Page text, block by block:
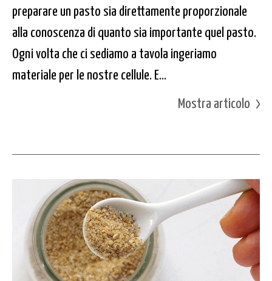
preparare un pasto sia direttamente proporzionale
alla conoscenza di quanto sia importante quel pasto.
Ogni volta che ci sediamo a tavola ingeriamo
materiale per le nostre cellule. E...
Mostra articolo